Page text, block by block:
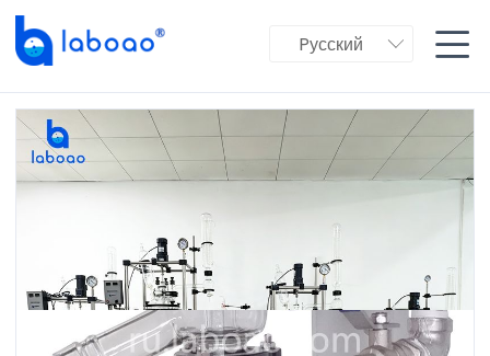
Pусский  